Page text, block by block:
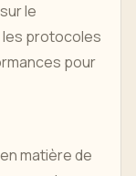
le
protocoles
pour
matière de